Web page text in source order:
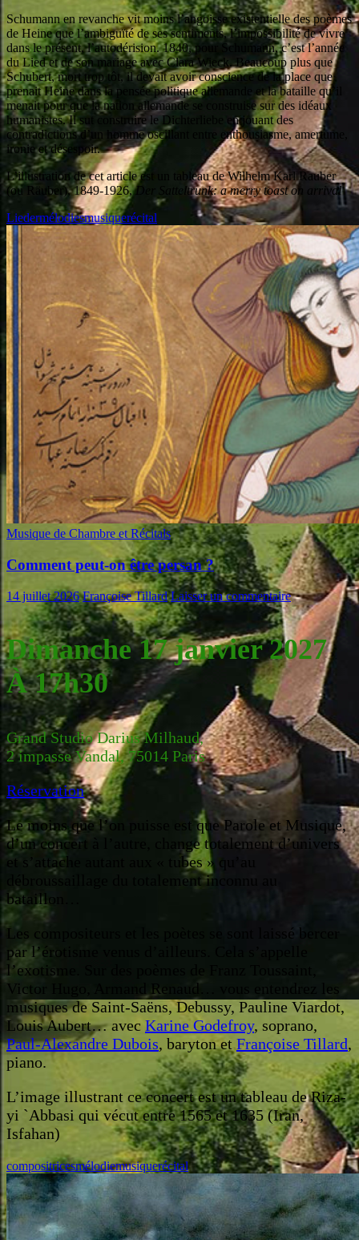
Schumann en revanche vit moins l’angoisse existentielle des poèmes
de Heine que l’ambiguïté de ses sentiments, l’impossibilité de vivre
dans le présent, l’autodérision. 1840, pour Schumann, c’est l’année
du Lied et de son mariage avec Clara Wieck. Beaucoup plus que
Schubert, mort trop tôt, il devait avoir conscience de la place que
prenait Heine dans la pensée politique allemande et la bataille qu’il
menait pour que la nation allemande se construise sur des idéaux
humanistes. Il sut construire le Dichterliebe en jouant des
contradictions d’un homme oscillant entre enthousiasme, amertume,
ironie et désespoir.
L’illustration de cet article est un tableau de Wilhelm Karl Rauber
(ou Räuber), 1849-1926,Der Satteltrunk: a merry toast on arrival
Liedermélodiesmusiquerécital
Musique de Chambre et Récitals
Comment peut-on être persan ?
14 juillet 2026 Françoise Tillard Laisser un commentaire
Dimanche 17 janvier 2027
À 17h30
Grand Studio Darius Milhaud,
2 impasse Vandal, 75014 Paris
Réservation
Le moins que l’on puisse est que Parole et Musique,
d’un concert à l’autre, change totalement d’univers
et s’attache autant aux « tubes » qu’au
débroussaillage du totalement inconnu au
bataillon…
Les compositeurs et les poètes se sont laissé bercer
par l’érotisme venus d’ailleurs. Cela s’appelle
l’exotisme. Sur des poèmes de Franz Toussaint,
Victor Hugo, Armand Renaud… vous entendrez les
musiques de Saint-Saëns, Debussy, Pauline Viardot,
Louis Aubert… avec Karine Godefroy, soprano,
Paul-Alexandre Dubois, baryton etFrançoise Tillard,
piano.
L’image illustrant ce concert est un tableau de Riza-
yi `Abbasi qui vécut entre 1565 et 1635 (Iran,
Isfahan)
compositricesmélodiemusiquerécital